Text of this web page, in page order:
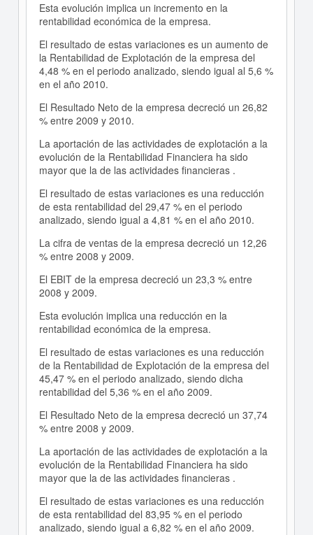
Esta evolución implica un incremento en la
rentabilidad económica de la empresa.
El resultado de estas variaciones es un aumento de
la Rentabilidad de Explotación de la empresa del
4,48 % en el periodo analizado, siendo igual al 5,6 %
en el año 2010.
El Resultado Neto de la empresa decreció un 26,82
% entre 2009 y 2010.
La aportación de las actividades de explotación a la
evolución de la Rentabilidad Financiera ha sido
mayor que la de las actividades financieras .
El resultado de estas variaciones es una reducción
de esta rentabilidad del 29,47 % en el periodo
analizado, siendo igual a 4,81 % en el año 2010.
La cifra de ventas de la empresa decreció un 12,26
% entre 2008 y 2009.
El EBIT de la empresa decreció un 23,3 % entre
2008 y 2009.
Esta evolución implica una reducción en la
rentabilidad económica de la empresa.
El resultado de estas variaciones es una reducción
de la Rentabilidad de Explotación de la empresa del
45,47 % en el periodo analizado, siendo dicha
rentabilidad del 5,36 % en el año 2009.
El Resultado Neto de la empresa decreció un 37,74
% entre 2008 y 2009.
La aportación de las actividades de explotación a la
evolución de la Rentabilidad Financiera ha sido
mayor que la de las actividades financieras .
El resultado de estas variaciones es una reducción
de esta rentabilidad del 83,95 % en el periodo
analizado, siendo igual a 6,82 % en el año 2009.